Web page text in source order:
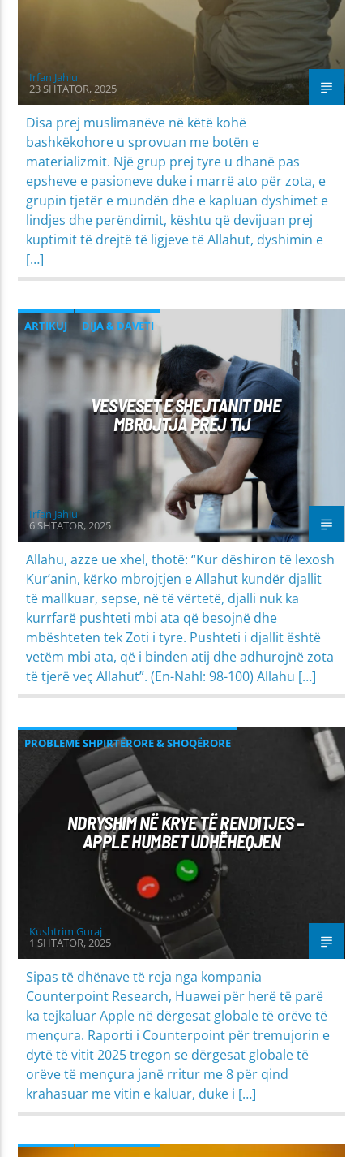
Irfan Jahiu
23 SHTATOR, 2025
Disa prej muslimanëve në këtë kohë
bashkëkohore u sprovuan me botën e
materializmit. Një grup prej tyre u dhanë pas
epsheve e pasioneve duke i marrë ato për zota, e
grupin tjetër e mundën dhe e kapluan dyshimet e
lindjes dhe perëndimit, kështu që devijuan prej
kuptimit të drejtë të ligjeve të Allahut, dyshimin e
[…]
ARTIKUJ
DIJA & DAVETI
MIRËSJELLJA - EDUKATA FETARE
PROBLEME SHPIRTËRORE & SHOQËRORE
VESVESET E SHEJTANIT DHE
MBROJTJA PREJ TIJ
Irfan Jahiu
6 SHTATOR, 2025
Allahu, azze ue xhel, thotë: “Kur dëshiron të lexosh
Kur’anin, kërko mbrojtjen e Allahut kundër djallit
të mallkuar, sepse, në të vërtetë, djalli nuk ka
kurrfarë pushteti mbi ata që besojnë dhe
mbështeten tek Zoti i tyre. Pushteti i djallit është
vetëm mbi ata, që i binden atij dhe adhurojnë zota
të tjerë veç Allahut”. (En-Nahl: 98-100) Allahu […]
PROBLEME SHPIRTËRORE & SHOQËRORE
NDRYSHIM NË KRYE TË RENDITJES –
APPLE HUMBET UDHËHEQJEN
Kushtrim Guraj
1 SHTATOR, 2025
Sipas të dhënave të reja nga kompania
Counterpoint Research, Huawei për herë të parë
ka tejkaluar Apple në dërgesat globale të orëve të
mençura. Raporti i Counterpoint për tremujorin e
dytë të vitit 2025 tregon se dërgesat globale të
orëve të mençura janë rritur me 8 për qind
krahasuar me vitin e kaluar, duke i […]